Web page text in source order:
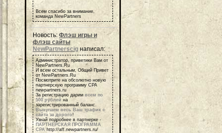
Всем спасибо за внимание,
команда NewPartners
Новость: Флэш игры и
флэш сайты
NewPartnerscig написал:
Администратор, приветики Вам от
NewPartners.Ru
И всем остальным, Общий Привет
от NewPartners.Ru
Посмотрите на обсолютно новую
партнерскую программу СРА
newpartners.ru
За регистрацию дарим всем по
500 рублей на
зарегистрированный баланс.
Выкупаем весь Ваш трафик с
сайта за дорого!
Узнай подробнее в партнерке -
ПАРТНЕРСКАЯ ПРОГРАММА
СРА http://aff.newpartners.ru/